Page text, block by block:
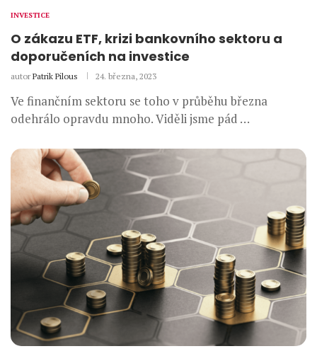
INVESTICE
O zákazu ETF, krizi bankovního sektoru a
doporučeních na investice
autor Patrik Pilous 24. března, 2023
Ve finančním sektoru se toho v průběhu března
odehrálo opravdu mnoho. Viděli jsme pád …